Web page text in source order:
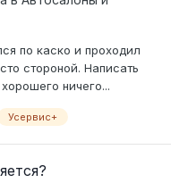
по каско и проходил
стороной. Написать
ничего...
Усервис+